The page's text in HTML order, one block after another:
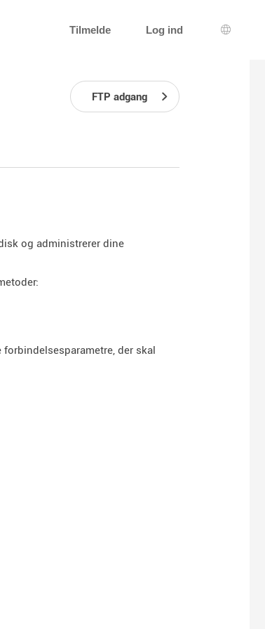
Tilmelde Log ind
FTP adgang
og administrerer dine
forbindelsesparametre, der skal